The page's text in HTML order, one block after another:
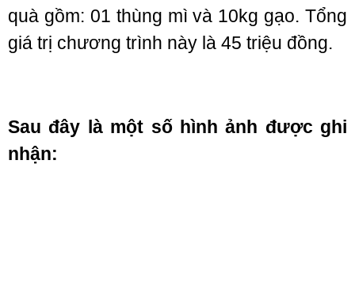
quà gồm: 01 thùng mì và 10kg gạo. Tổng
giá trị chương trình này là 45 triệu đồng.
Sau đây là một số hình ảnh được ghi
nhận: